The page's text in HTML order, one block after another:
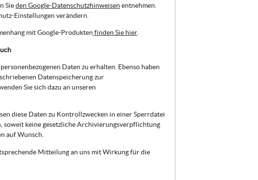
Sieden Google-Datenschutzhinweisen entnehmen.
Einstellungen verändern.
mit Google-Produkten finden Sie hier.
Daten zu erhalten. Ebenso haben
Datenspeicherung zur
Sie sich dazu an unseren
diese Daten zu Kontrollzwecken in einer Sperrdatei
soweit keine gesetzliche Archivierungsverpflichtung
auf Wunsch.
Mitteilung an uns mit Wirkung für die